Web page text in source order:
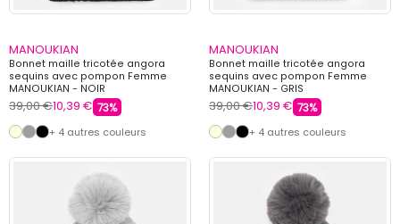
MANOUKIAN
Bonnet maille tricotée angora
sequins avec pompon Femme
MANOUKIAN - NOIR
39,00 €10,39 € 73%
+ 4 autres couleurs
MANOUKIAN
Bonnet maille tricotée angora
sequins avec pompon Femme
MANOUKIAN - GRIS
39,00 €10,39 € 73%
+ 4 autres couleurs